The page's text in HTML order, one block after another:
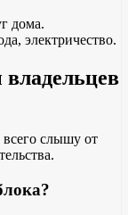
дома.
электричество.
слышу от